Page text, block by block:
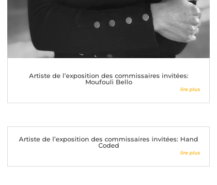
Artiste de l’exposition des commissaires invitées:
Moufouli Bello
lire plus
Artiste de l’exposition des commissaires invitées: Hand
Coded
lire plus